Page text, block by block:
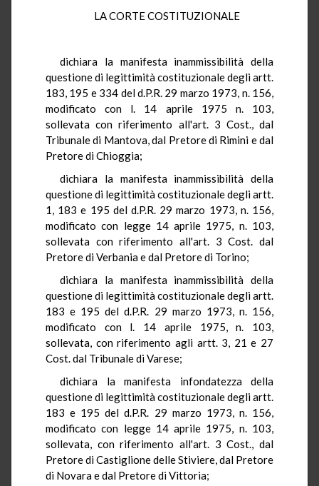
LA CORTE COSTITUZIONALE
dichiara la manifesta inammissibilità della
questione di legittimità costituzionale degli artt.
183, 195 e 334 del d.P.R. 29 marzo 1973, n. 156,
modificato con l. 14 aprile 1975 n. 103,
sollevata con riferimento all'art. 3 Cost., dal
Tribunale di Mantova, dal Pretore di Rimini e dal
Pretore di Chioggia;
dichiara la manifesta inammissibilità della
questione di legittimità costituzionale degli artt.
1, 183 e 195 del d.P.R. 29 marzo 1973, n. 156,
modificato con legge 14 aprile 1975, n. 103,
sollevata con riferimento all'art. 3 Cost. dal
Pretore di Verbania e dal Pretore di Torino;
dichiara la manifesta inammissibilità della
questione di legittimità costituzionale degli artt.
183 e 195 del d.P.R. 29 marzo 1973, n. 156,
modificato con l. 14 aprile 1975, n. 103,
sollevata, con riferimento agli artt. 3, 21 e 27
Cost. dal Tribunale di Varese;
dichiara la manifesta infondatezza della
questione di legittimità costituzionale degli artt.
183 e 195 del d.P.R. 29 marzo 1973, n. 156,
modificato con legge 14 aprile 1975, n. 103,
sollevata, con riferimento all'art. 3 Cost., dal
Pretore di Castiglione delle Stiviere, dal Pretore
di Novara e dal Pretore di Vittoria;